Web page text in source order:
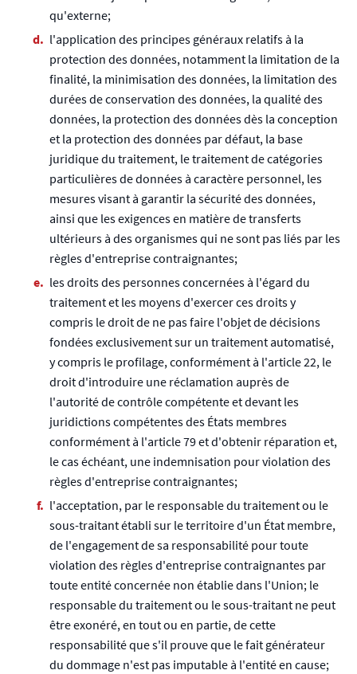
qu'externe;
l'application des principes généraux relatifs à la
protection des données, notamment la limitation de la
finalité, la minimisation des données, la limitation des
durées de conservation des données, la qualité des
données, la protection des données dès la conception
et la protection des données par défaut, la base
juridique du traitement, le traitement de catégories
particulières de données à caractère personnel, les
mesures visant à garantir la sécurité des données,
ainsi que les exigences en matière de transferts
ultérieurs à des organismes qui ne sont pas liés par les
règles d'entreprise contraignantes;
les droits des personnes concernées à l'égard du
traitement et les moyens d'exercer ces droits y
compris le droit de ne pas faire l'objet de décisions
fondées exclusivement sur un traitement automatisé,
y compris le profilage, conformément à l'article 22, le
droit d'introduire une réclamation auprès de
l'autorité de contrôle compétente et devant les
juridictions compétentes des États membres
conformément à l'article 79 et d'obtenir réparation et,
le cas échéant, une indemnisation pour violation des
règles d'entreprise contraignantes;
l'acceptation, par le responsable du traitement ou le
sous-traitant établi sur le territoire d'un État membre,
de l'engagement de sa responsabilité pour toute
violation des règles d'entreprise contraignantes par
toute entité concernée non établie dans l'Union; le
responsable du traitement ou le sous-traitant ne peut
être exonéré, en tout ou en partie, de cette
responsabilité que s'il prouve que le fait générateur
du dommage n'est pas imputable à l'entité en cause;